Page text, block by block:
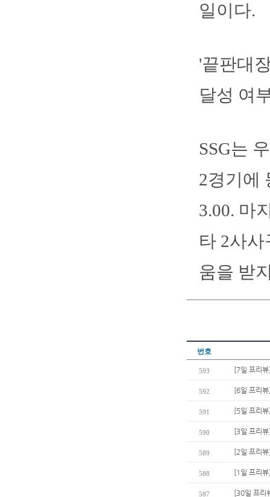
일이다.
'끝판대
달성 여
SSG는
2경기에
3.00. 마
타 2사
움을 받
번호
593 [7일 프리
592 [6일 프리
591 [5일 프리
590 [3일 프리
589 [2일 프리
588 [1일 프리
587 [30일 프리